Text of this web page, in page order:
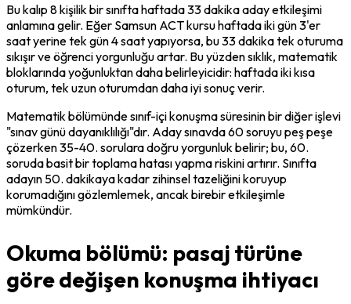
Bu kalıp 8 kişilik bir sınıfta haftada 33 dakika aday etkileşimi
anlamına gelir. Eğer Samsun ACT kursu haftada iki gün 3'er
saat yerine tek gün 4 saat yapıyorsa, bu 33 dakika tek oturuma
sıkışır ve öğrenci yorgunluğu artar. Bu yüzden sıklık, matematik
bloklarında yoğunluktan daha belirleyicidir: haftada iki kısa
oturum, tek uzun oturumdan daha iyi sonuç verir.
Matematik bölümünde sınıf-içi konuşma süresinin bir diğer işlevi
"sınav günü dayanıklılığı"dır. Aday sınavda 60 soruyu peş peşe
çözerken 35-40. sorulara doğru yorgunluk belirir; bu, 60.
soruda basit bir toplama hatası yapma riskini artırır. Sınıfta
adayın 50. dakikaya kadar zihinsel tazeliğini koruyup
korumadığını gözlemlemek, ancak birebir etkileşimle
mümkündür.
Okuma bölümü: pasaj türüne
göre değişen konuşma ihtiyacı